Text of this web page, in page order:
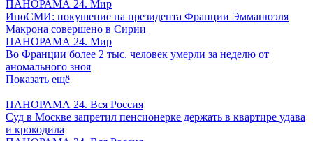
ПАНОРАМА 24. Мир
ИноСМИ: покушение на президента Франции Эмманюэля
Макрона совершено в Сирии
ПАНОРАМА 24. Мир
Во Франции более 2 тыс. человек умерли за неделю от
аномального зноя
Показать ещё
ПАНОРАМА 24. Вся Россия
Суд в Москве запретил пенсионерке держать в квартире удава
и крокодила